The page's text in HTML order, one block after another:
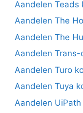
Aandelen Teads
Aandelen The
Aandelen The
Aandelen
Aandelen Turo
Aandelen Tuya
Aandelen UiPath